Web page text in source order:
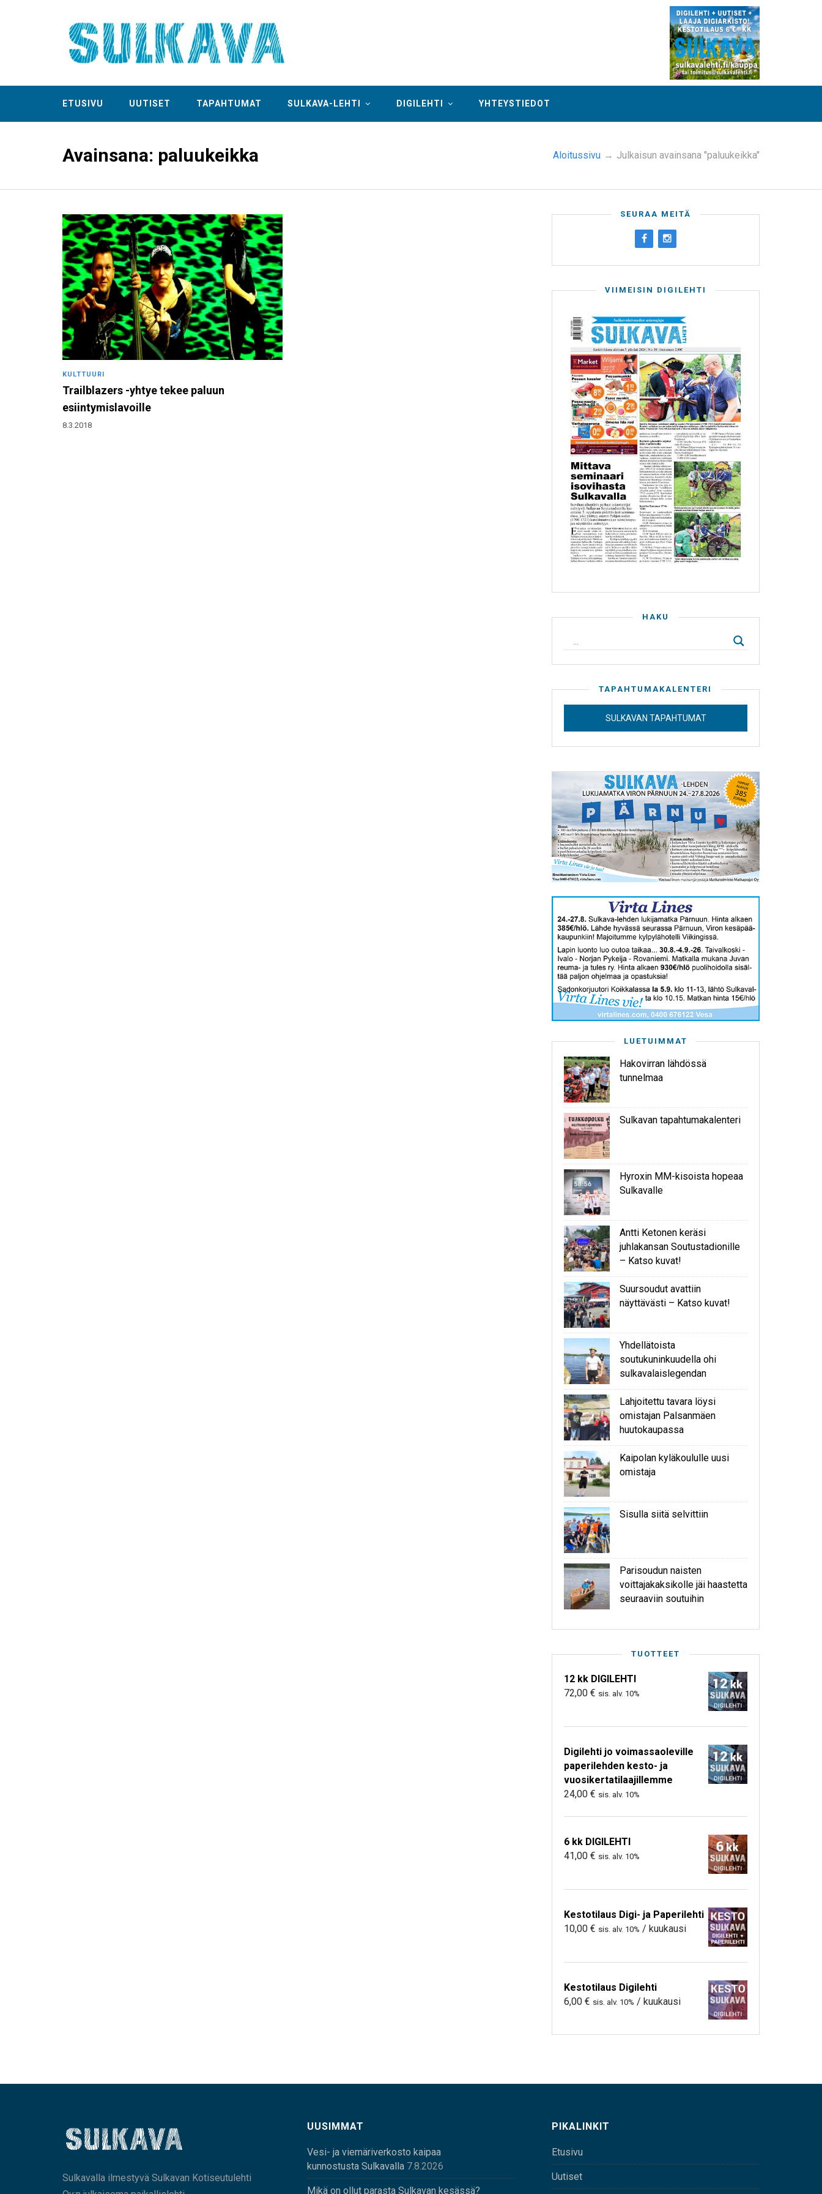
ETUSIVU UUTISET TAPAHTUMAT SULKAVA-LEHTI DIGILEHTI YHTEYSTIEDOT
Avainsana: paluukeikka Aloitussivu → Julkaisun avainsana "paluukeikka"
KULTTUURI
Trailblazers -yhtye tekee paluun
esiintymislavoille
8.3.2018
SEURAA MEITÄ
VIIMEISIN DIGILEHTI
HAKU
TAPAHTUMAKALENTERI
SULKAVAN TAPAHTUMAT
LUETUIMMAT
Hakovirran lähdössä
tunnelmaa
Sulkavan tapahtumakalenteri
Hyroxin MM-kisoista hopeaa
Sulkavalle
Antti Ketonen keräsi
juhlakansan Soutustadionille
– Katso kuvat!
Suursoudut avattiin
näyttävästi – Katso kuvat!
Yhdellätoista
soutukuninkuudella ohi
sulkavalaislegendan
Lahjoitettu tavara löysi
omistajan Palsanmäen
huutokaupassa
Kaipolan kyläkoululle uusi
omistaja
Sisulla siitä selvittiin
Parisoudun naisten
voittajakaksikolle jäi haastetta
seuraaviin soutuihin
TUOTTEET
12 kk DIGILEHTI
72,00 € sis. alv. 10%
Digilehti jo voimassaoleville
paperilehden kesto- ja
vuosikertatilaajillemme
24,00 € sis. alv. 10%
6 kk DIGILEHTI
41,00 € sis. alv. 10%
Kestotilaus Digi- ja Paperilehti
10,00 € sis. alv. 10% / kuukausi
Kestotilaus Digilehti
6,00 € sis. alv. 10% / kuukausi
Sulkavalla ilmestyvä Sulkavan Kotiseutulehti
UUSIMMAT
Vesi- ja viemäriverkosto kaipaa
kunnostusta Sulkavalla 7.8.2026
Mikä on ollut parasta Sulkavan kesässä?
PIKALINKIT
Etusivu
Uutiset